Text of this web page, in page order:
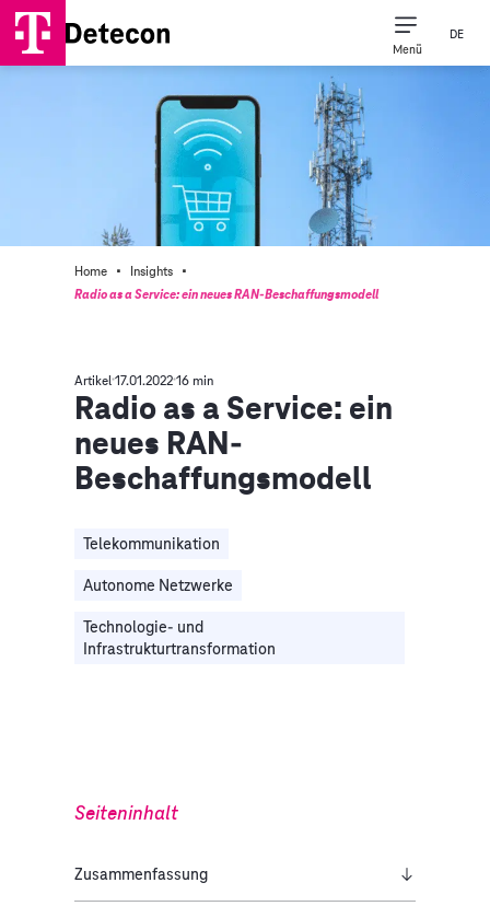
Menü
DE
Home · Insights ·
Radio as a Service: ein neues RAN-Beschaffungsmodell
Artikel 17.01.2022 16 min
Radio as a Service: ein
neues RAN-
Beschaffungsmodell
Telekommunikation
Autonome Netzwerke
Technologie- und
Infrastrukturtransformation
Seiteninhalt
Zusammenfassung